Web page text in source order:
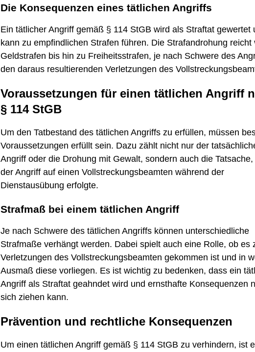
Die Konsequenzen eines tätlichen Angriffs
Ein tätlicher Angriff gemäß § 114 StGB wird als Straftat gewertet
kann zu empfindlichen Strafen führen. Die Strafandrohung reicht
Geldstrafen bis hin zu Freiheitsstrafen, je nach Schwere des
den daraus resultierenden Verletzungen des
Voraussetzungen für einen tätlichen Angriff
§ 114 StGB
Um den Tatbestand des tätlichen Angriffs zu erfüllen, müssen
Voraussetzungen erfüllt sein. Dazu zählt nicht nur der
Angriff oder die Drohung mit Gewalt, sondern auch die
der Angriff auf einen Vollstreckungsbeamten während der
Dienstausübung erfolgte.
Strafmaß bei einem tätlichen Angriff
Je nach Schwere des tätlichen Angriffs können unterschiedliche
Strafmaße verhängt werden. Dabei spielt auch eine Rolle, ob es
Verletzungen des Vollstreckungsbeamten gekommen ist und in
Ausmaß diese vorliegen. Es ist wichtig zu bedenken, dass ein
Angriff als Straftat geahndet wird und ernsthafte Konsequenzen
sich ziehen kann.
Prävention und rechtliche Konsequenzen
Um einen tätlichen Angriff gemäß § 114 StGB zu verhindern, ist